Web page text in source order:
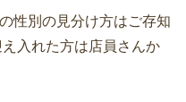
性別の見分け方はご存知
入れた方は店員さんか